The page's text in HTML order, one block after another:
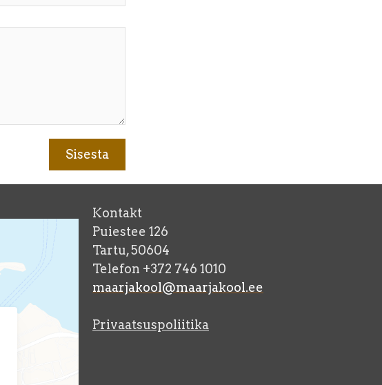
Kontakt
Puiestee 126
Tartu, 50604
Telefon +372 746 1010
maarjakool@maarjakool.ee
Privaatsuspoliitika